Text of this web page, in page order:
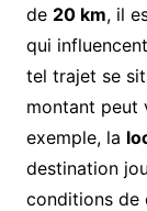
de 20 km, il
qui
tel trajet se
montant peut
exemple, la
destination
conditions de